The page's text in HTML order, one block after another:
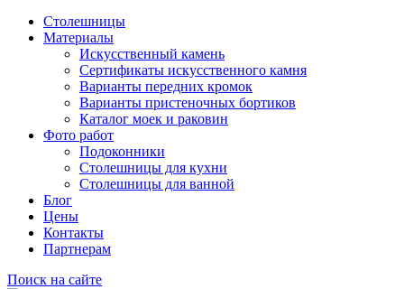
Столешницы
Материалы
Искусственный камень
Сертификаты искусственного камня
Варианты передних кромок
Варианты пристеночных бортиков
Каталог моек и раковин
Фото работ
Подоконники
Столешницы для кухни
Столешницы для ванной
Блог
Цены
Контакты
Партнерам
Поиск на сайте